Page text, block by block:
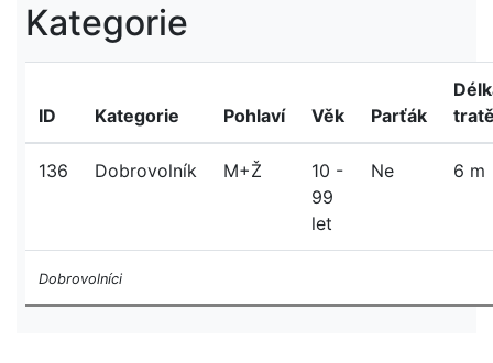
Kategorie
ID Kategorie Pohlaví Věk Parťák
136 Dobrovolník M+Ž
10 -
99
let
Ne 6 m
Dobrovolníci